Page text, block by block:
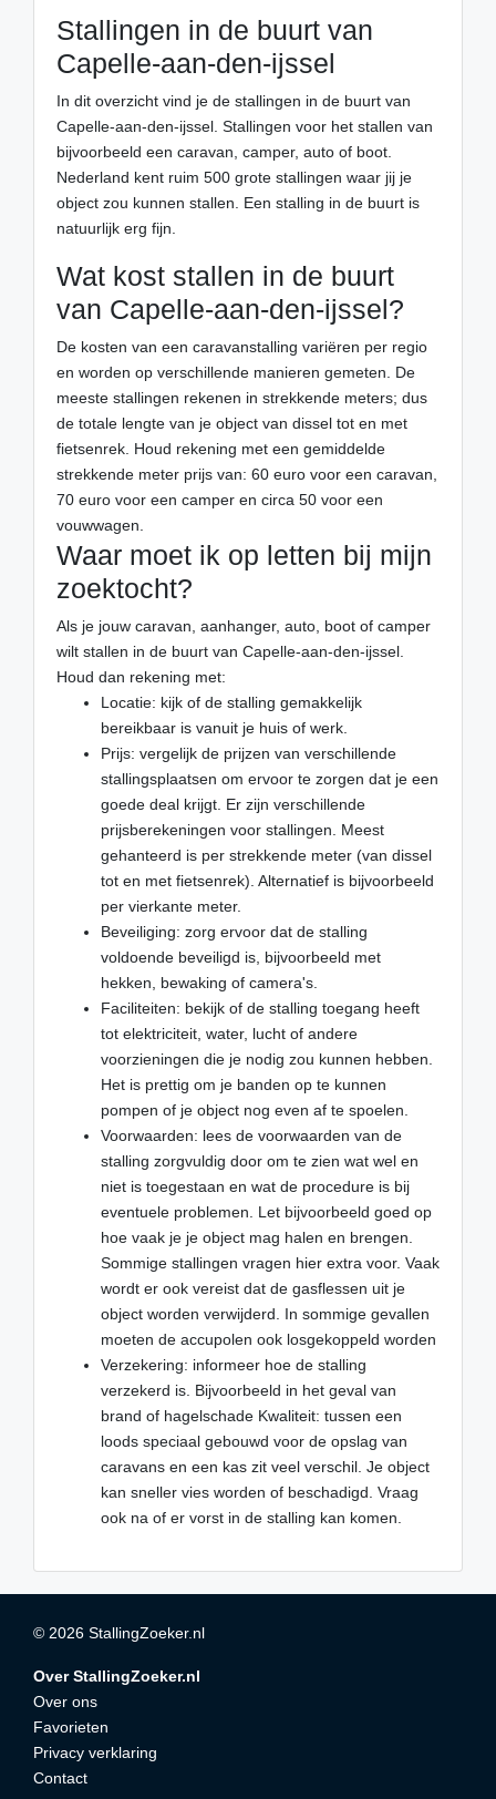
Stallingen in de buurt van
Capelle-aan-den-ijssel
In dit overzicht vind je de stallingen in de buurt van
Capelle-aan-den-ijssel. Stallingen voor het stallen van
bijvoorbeeld een caravan, camper, auto of boot.
Nederland kent ruim 500 grote stallingen waar jij je
object zou kunnen stallen. Een stalling in de buurt is
natuurlijk erg fijn.
Wat kost stallen in de buurt
van Capelle-aan-den-ijssel?
De kosten van een caravanstalling variëren per regio
en worden op verschillende manieren gemeten. De
meeste stallingen rekenen in strekkende meters; dus
de totale lengte van je object van dissel tot en met
fietsenrek. Houd rekening met een gemiddelde
strekkende meter prijs van: 60 euro voor een caravan,
70 euro voor een camper en circa 50 voor een
vouwwagen.
Waar moet ik op letten bij mijn
zoektocht?
Als je jouw caravan, aanhanger, auto, boot of camper
wilt stallen in de buurt van Capelle-aan-den-ijssel.
Houd dan rekening met:
Locatie: kijk of de stalling gemakkelijk
bereikbaar is vanuit je huis of werk.
Prijs: vergelijk de prijzen van verschillende
stallingsplaatsen om ervoor te zorgen dat je een
goede deal krijgt. Er zijn verschillende
prijsberekeningen voor stallingen. Meest
gehanteerd is per strekkende meter (van dissel
tot en met fietsenrek). Alternatief is bijvoorbeeld
per vierkante meter.
Beveiliging: zorg ervoor dat de stalling
voldoende beveiligd is, bijvoorbeeld met
hekken, bewaking of camera's.
Faciliteiten: bekijk of de stalling toegang heeft
tot elektriciteit, water, lucht of andere
voorzieningen die je nodig zou kunnen hebben.
Het is prettig om je banden op te kunnen
pompen of je object nog even af te spoelen.
Voorwaarden: lees de voorwaarden van de
stalling zorgvuldig door om te zien wat wel en
niet is toegestaan en wat de procedure is bij
eventuele problemen. Let bijvoorbeeld goed op
hoe vaak je je object mag halen en brengen.
Sommige stallingen vragen hier extra voor. Vaak
wordt er ook vereist dat de gasflessen uit je
object worden verwijderd. In sommige gevallen
moeten de accupolen ook losgekoppeld worden
Verzekering: informeer hoe de stalling
verzekerd is. Bijvoorbeeld in het geval van
brand of hagelschade Kwaliteit: tussen een
loods speciaal gebouwd voor de opslag van
caravans en een kas zit veel verschil. Je object
kan sneller vies worden of beschadigd. Vraag
ook na of er vorst in de stalling kan komen.
© 2026 StallingZoeker.nl
Over StallingZoeker.nl
Over ons
Favorieten
Privacy verklaring
Contact